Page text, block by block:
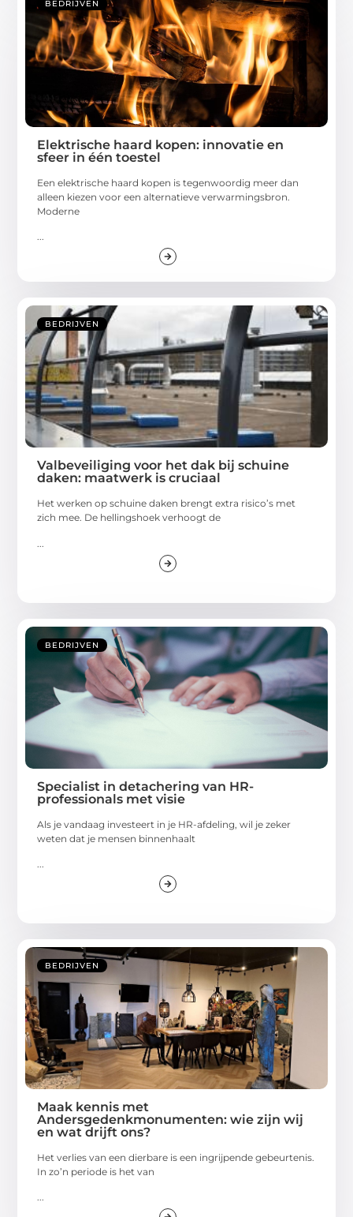
BEDRIJVEN
Elektrische haard kopen: innovatie en
sfeer in één toestel
Een elektrische haard kopen is tegenwoordig meer dan
alleen kiezen voor een alternatieve verwarmingsbron.
Moderne
...
BEDRIJVEN
Valbeveiliging voor het dak bij schuine
daken: maatwerk is cruciaal
Het werken op schuine daken brengt extra risico’s met
zich mee. De hellingshoek verhoogt de
BEDRIJVEN
Specialist in detachering van HR-
professionals met visie
Als je vandaag investeert in je HR-afdeling, wil je zeker
weten dat je mensen binnenhaalt
BEDRIJVEN
Maak kennis met
Andersgedenkmonumenten: wie zijn wij
en wat drijft ons?
Het verlies van een dierbare is een ingrijpende gebeurtenis.
In zo’n periode is het van
...